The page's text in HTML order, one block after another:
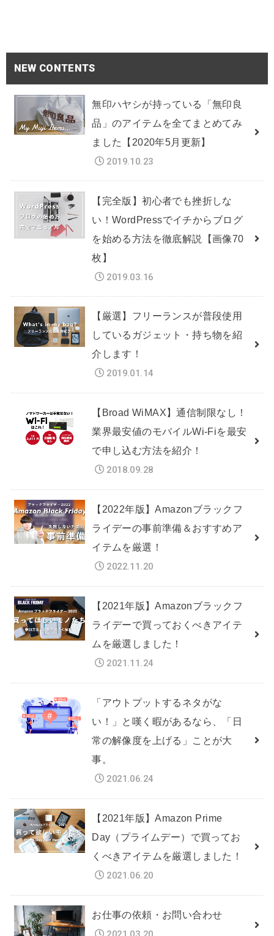
NEW CONTENTS
無印ハヤシが持っている「無印良
品」のアイテムを全てまとめてみ
ました【2020年5月更新】
2019.10.23
【完全版】初心者でも挫折しな
い！WordPressでイチからブログ
を始める方法を徹底解説【画像70
枚】
2019.03.16
【厳選】フリーランスが普段使用
しているガジェット・持ち物を紹
介します！
2019.01.14
【Broad WiMAX】通信制限なし！
業界最安値のモバイルWi-Fiを最安
で申し込む方法を紹介！
2018.09.28
【2022年版】Amazonブラックフ
ライデーの事前準備＆おすすめア
イテムを厳選！
2022.11.20
【2021年版】Amazonブラックフ
ライデーで買っておくべきアイテ
ムを厳選しました！
2021.11.24
「アウトプットするネタがな
い！」と嘆く暇があるなら、「日
常の解像度を上げる」ことが大
事。
2021.06.24
【2021年版】Amazon Prime
Day（プライムデー）で買ってお
くべきアイテムを厳選しました！
2021.06.20
お仕事の依頼・お問い合わせ